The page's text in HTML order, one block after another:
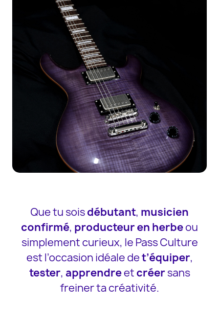
Que tu soisdébutant, musicien
confirmé, producteur en herbeou
simplement curieux, le Pass Culture
est l’occasion idéale det’équiper,
tester, apprendreet créersans
freiner ta créativité.